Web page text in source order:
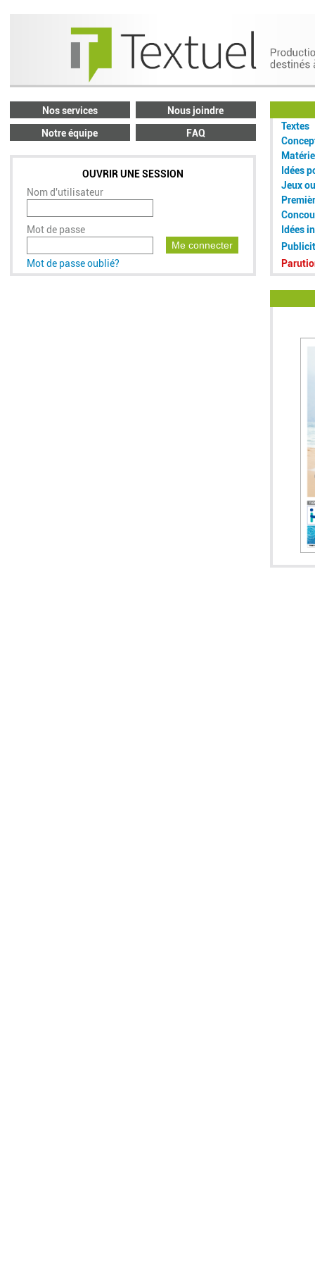
Nos services
Nous joindre
Notre équipe
FAQ
OUVRIR UNE SESSION
Nom d'utilisateur
Mot de passe
Me connecter
Mot de passe oublié?
Textes
Idées
Jeux
Idées